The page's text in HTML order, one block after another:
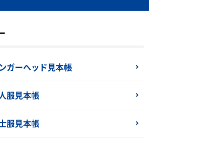
ガーヘッド見本帳
服見本帳
服見本帳